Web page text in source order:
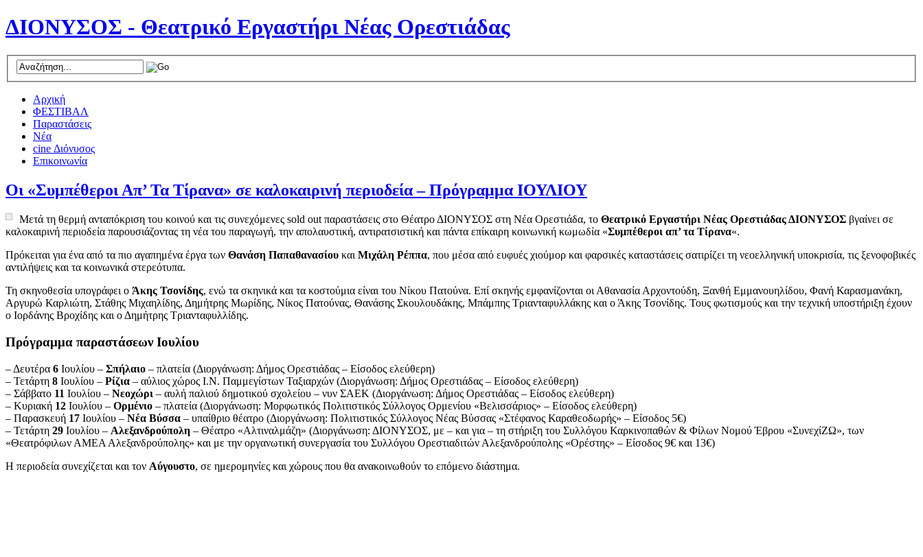
ΔΙΟΝΥΣΟΣ - Θεατρικό Εργαστήρι Νέας Ορεστιάδας
Αρχική
ΦΕΣΤΙΒΑΛ
Παραστάσεις
Νέα
cine Διόνυσος
Επικοινωνία
Οι «Συμπέθεροι Απ’ Τα Τίρανα» σε καλοκαιρινή περιοδεία – Πρόγραμμα ΙΟΥΛΙΟΥ
Μετά τη θερμή ανταπόκριση του κοινού και τις συνεχόμενες sold out παραστάσεις στο Θέατρο ΔΙΟΝΥΣΟΣ στη Νέα Ορεστιάδα, το Θεατρικό Εργαστήρι Νέας Ορεστιάδας ΔΙΟΝΥΣΟΣ βγαίνει σε
καλοκαιρινή περιοδεία παρουσιάζοντας τη νέα του παραγωγή, την απολαυστική, αντιρατσιστική και πάντα επίκαιρη κοινωνική κωμωδία «Συμπέθεροι απ’ τα Τίρανα«.
Πρόκειται για ένα από τα πιο αγαπημένα έργα των Θανάση Παπαθανασίου και Μιχάλη Ρέππα, που μέσα από ευφυές χιούμορ και φαρσικές καταστάσεις σατιρίζει τη νεοελληνική υποκρισία, τις ξενοφοβικές
αντιλήψεις και τα κοινωνικά στερεότυπα.
Τη σκηνοθεσία υπογράφει ο Άκης Τσονίδης, ενώ τα σκηνικά και τα κοστούμια είναι του Νίκου Πατούνα. Επί σκηνής εμφανίζονται οι Αθανασία Αρχοντούδη, Ξανθή Εμμανουηλίδου, Φανή Καρασμανάκη,
Αργυρώ Καρλιώτη, Στάθης Μιχαηλίδης, Δημήτρης Μωρίδης, Νίκος Πατούνας, Θανάσης Σκουλουδάκης, Μπάμπης Τριανταφυλλάκης και ο Άκης Τσονίδης. Τους φωτισμούς και την τεχνική υποστήριξη έχουν
ο Ιορδάνης Βροχίδης και ο Δημήτρης Τριανταφυλλίδης.
Πρόγραμμα παραστάσεων Ιουλίου
– Δευτέρα 6 Ιουλίου – Σπήλαιο – πλατεία (Διοργάνωση: Δήμος Ορεστιάδας – Είσοδος ελεύθερη)
– Τετάρτη 8 Ιουλίου – Ρίζια – αύλιος χώρος Ι.Ν. Παμμεγίστων Ταξιαρχών (Διοργάνωση: Δήμος Ορεστιάδας – Είσοδος ελεύθερη)
– Σάββατο 11 Ιουλίου – Νεοχώρι – αυλή παλιού δημοτικού σχολείου – νυν ΣΑΕΚ (Διοργάνωση: Δήμος Ορεστιάδας – Είσοδος ελεύθερη)
– Κυριακή 12 Ιουλίου – Ορμένιο – πλατεία (Διοργάνωση: Μορφωτικός Πολιτιστικός Σύλλογος Ορμενίου «Βελισσάριος» – Είσοδος ελεύθερη)
– Παρασκευή 17 Ιουλίου – Νέα Βύσσα – υπαίθριο θέατρο (Διοργάνωση: Πολιτιστικός Σύλλογος Νέας Βύσσας «Στέφανος Καραθεοδωρής» – Είσοδος 5€)
– Τετάρτη 29 Ιουλίου – Αλεξανδρούπολη – Θέατρο «Αλτιναλμάζη» (Διοργάνωση: ΔΙΟΝΥΣΟΣ, με – και για – τη στήριξη του Συλλόγου Καρκινοπαθών & Φίλων Νομού Έβρου «ΣυνεχίΖΩ», των
«Θεατρόφιλων ΑΜΕΑ Αλεξανδρούπολης» και με την οργανωτική συνεργασία του Συλλόγου Ορεστιαδιτών Αλεξανδρούπολης «Ορέστης» – Είσοδος 9€ και 13€)
Η περιοδεία συνεχίζεται και τον Αύγουστο, σε ημερομηνίες και χώρους που θα ανακοινωθούν το επόμενο διάστημα.